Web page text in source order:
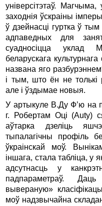
унiверсiтэтаў.
заходнiя ўскраiны
ў дзейнасцi гуртка ў
адпаведных для
суадносiцца уклад
беларускага
названа яго
i тым, што ён не толькi
але i ўздымае новыя.
У артыкуле В.Ду Ф’ю на
г. Робертам Оцi (Auty)
аўтарка дзелiць
тыпалагiчны профiль
ўкраiнскай моў.
iншага, стала таблiца, у
адсутнасць у
падпараметраў.
вывераную»
моў надзвычайна